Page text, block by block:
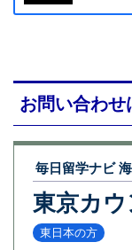
お問い合わせ
毎日留学ナビ
東京カ
東日本の方